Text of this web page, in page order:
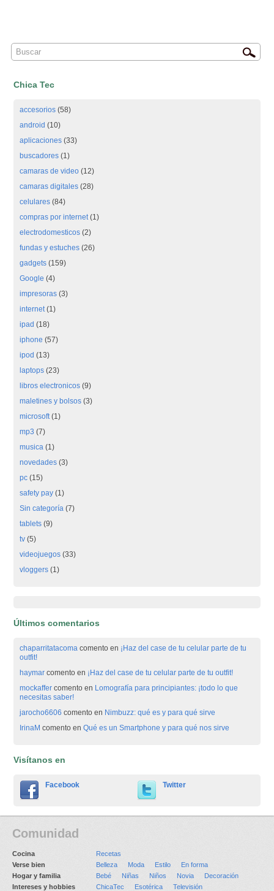
Chica Tec
accesorios (58)
android (10)
aplicaciones (33)
buscadores (1)
camaras de video (12)
camaras digitales (28)
celulares (84)
compras por internet(1)
electrodomesticos (2)
fundas y estuches (26)
gadgets (159)
Google (4)
impresoras (3)
internet(1)
ipad (18)
iphone (57)
ipod (13)
laptops (23)
libros electronicos (9)
maletines y bolsos (3)
microsoft(1)
mp3 (7)
musica (1)
novedades (3)
pc (15)
safety pay (1)
Sin categoría (7)
tablets (9)
tv (5)
videojuegos (33)
vloggers (1)
Últimos comentarios
chaparritatacoma comento en ¡Haz del case de tu celular parte de tu
outfit!
haymar comento en ¡Haz del case de tu celular parte de tu outfit!
mockaffer comento en Lomografía para principiantes: ¡todo lo que
necesitas saber!
jarocho6606 comento en Nimbuzz: qué es y para qué sirve
IrinaM comento enQué es un Smartphone y para qué nos sirve
Visítanos en
Facebook Twitter
Comunidad
Cocina
Recetas
Verse bien
Belleza Moda Estilo
En forma
Hogar y familia
Bebé Niñas Niños Novia
Decoración
Intereses y hobbies
ChicaTec Esotérica Televisión